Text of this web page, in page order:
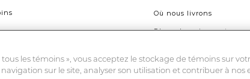
Où nous livrons
Plans de paiement
les témoins », vous acceptez le stockage de témoins sur
sur le site, analyser son utilisation et contribuer à nos